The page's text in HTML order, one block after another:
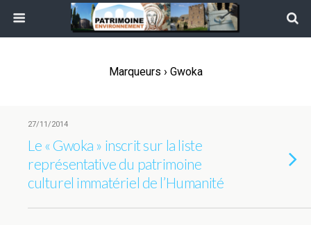
Marqueurs › Gwoka
27/11/2014
Le « Gwoka » inscrit sur la liste
représentative du patrimoine
culturel immatériel de l’Humanité